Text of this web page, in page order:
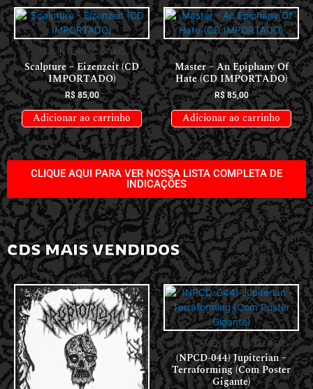
CDS INTERNACIONAIS
Scalpture – Eizenzeit (CD
IMPORTADO)
R$85,00
Adicionar ao carrinho
CDS INTERNACIONAIS
Master – An Epiphany Of
Hate (CD IMPORTADO)
R$85,00
Adicionar ao carrinho
CLIQUE AQUI PARA VER NOSSA LISTA COMPLETA DE
INDICAÇÕES
CDS MAIS VENDIDOS
LANÇAMENTOS // RELEASES
(NPCD-044) Jupiterian –
Terraforming (Com Poster
Gigante)